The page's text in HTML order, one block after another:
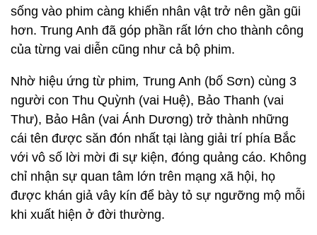
sống vào phim càng khiến nhân vật trở nên gần gũi
hơn. Trung Anh đã góp phần rất lớn cho thành công
của từng vai diễn cũng như cả bộ phim.
Nhờ hiệu ứng từ phim, Trung Anh (bố Sơn) cùng 3
người con Thu Quỳnh (vai Huệ), Bảo Thanh (vai
Thư), Bảo Hân (vai Ánh Dương) trở thành những
cái tên được săn đón nhất tại làng giải trí phía Bắc
với vô số lời mời đi sự kiện, đóng quảng cáo. Không
chỉ nhận sự quan tâm lớn trên mạng xã hội, họ
được khán giả vây kín để bày tỏ sự ngưỡng mộ mỗi
khi xuất hiện ở đời thường.